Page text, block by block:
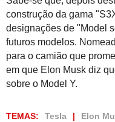
construção da gama
designações de "Model
futuros modelos.
para o camião que
em que Elon Musk diz
sobre o Model Y.
TEMAS: Tesla Elon